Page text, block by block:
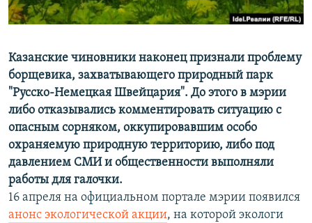
Все сайты РСЕ/РС
Казанские чиновники наконец признали проблему
борщевика, захватывающего природный парк
"Русско-Немецкая Швейцария". До этого в мэрии
либо отказывались комментировать ситуацию с
опасным сорняком, оккупировавшим особо
охраняемую природную территорию, либо под
давлением СМИ и общественности выполняли
работы для галочки.
16 апреля на официальном портале мэрии появился
анонс экологической акции, на которой экологи